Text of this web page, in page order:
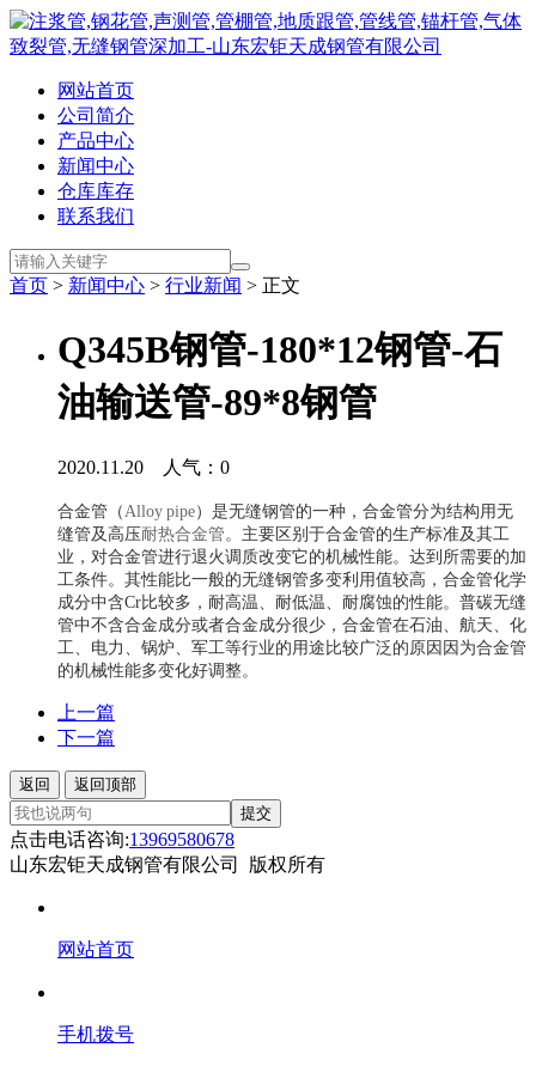
网站首页
公司简介
产品中心
新闻中心
仓库库存
联系我们
首页 > 新闻中心 > 行业新闻 > 正文
Q345B钢管-180*12钢管-石
油输送管-89*8钢管
2020.11.20 人气： 0
合金管（ Alloy pipe）是无缝钢管的一种，合金管分为结构用无
缝管及高压耐热合金管 。主要区别于合金管的生产标准及其工
业，对合金管进行退火调质改变它的机械性能。达到所需要的加
工条件。其性能比一般的无缝钢管多变利用值较高，合金管化学
成分中含Cr比较多，耐高温、耐低温、耐腐蚀的性能。普碳无缝
管中不含合金成分或者合金成分很少，合金管在石油、航天、化
工、电力、锅炉、军工等行业的用途比较广泛的原因因为合金管
的机械性能多变化好调整。
上一篇
下一篇
返回
返回顶部
提交
点击电话咨询:13969580678
山东宏钜天成钢管有限公司 版权所有
网站首页
手机拨号